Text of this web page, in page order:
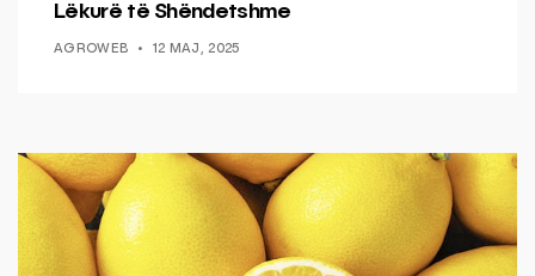
Lëkurë të Shëndetshme
AGROWEB 12 MAJ, 2025